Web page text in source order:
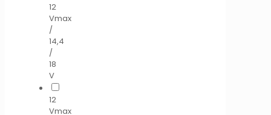
12
Vmax
/
14,4
/
18
V
12
Vmax